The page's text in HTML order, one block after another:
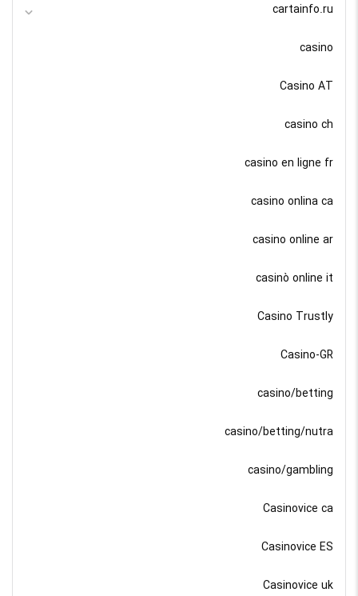
cartainfo.ru
casino
Casino AT
casino ch
casino en ligne fr
casino onlina ca
casino online ar
casinò online it
Casino Trustly
Casino-GR
casino/betting
casino/betting/nutra
casino/gambling
Casinovice ca
Casinovice ES
Casinovice uk